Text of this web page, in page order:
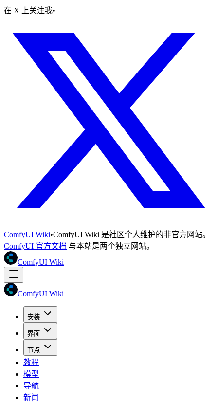
在 X 上关注我•
ComfyUI Wiki•ComfyUI Wiki 是社区个人维护的非官方网站。
ComfyUI 官方文档 与本站是两个独立网站。
ComfyUI Wiki
ComfyUI Wiki
安装
界面
节点
教程
模型
导航
新闻